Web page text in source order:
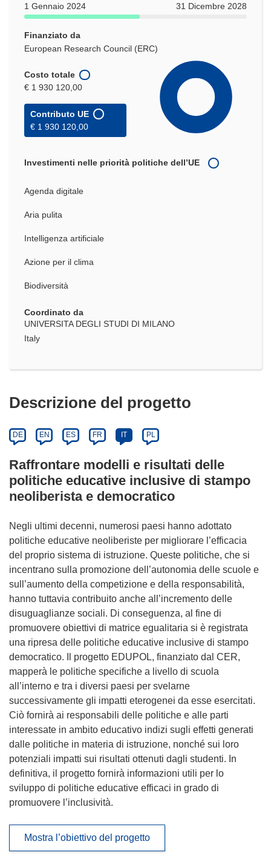
1 Gennaio 2024
31 Dicembre 2028
Finanziato da
European Research Council (ERC)
Costo totale
€ 1 930 120,00
Contributo UE
€ 1 930 120,00
Investimenti nelle priorità politiche dell’UE
Agenda digitale
Aria pulita
Intelligenza artificiale
Azione per il clima
Biodiversità
Coordinato da
UNIVERSITA DEGLI STUDI DI MILANO
Italy
Descrizione del progetto
DE EN ES FR IT PL
Raffrontare modelli e risultati delle
politiche educative inclusive di stampo
neoliberista e democratico
Negli ultimi decenni, numerosi paesi hanno adottato
politiche educative neoliberiste per migliorare l’efficacia
del proprio sistema di istruzione. Queste politiche, che si
incentrano sulla promozione dell’autonomia delle scuole e
sull’aumento della competizione e della responsabilità,
hanno tuttavia contribuito anche all’incremento delle
disuguaglianze sociali. Di conseguenza, al fine di
promuovere obiettivi di matrice egualitaria si è registrata
una ripresa delle politiche educative inclusive di stampo
democratico. Il progetto EDUPOL, finanziato dal CER,
mapperà le politiche specifiche a livello di scuola
all’interno e tra i diversi paesi per svelarne
successivamente gli impatti eterogenei da esse esercitati.
Ciò fornirà ai responsabili delle politiche e alle parti
interessate in ambito educativo indizi sugli effetti generati
dalle politiche in materia di istruzione, nonché sui loro
potenziali impatti sui risultati ottenuti dagli studenti. In
definitiva, il progetto fornirà informazioni utili per lo
sviluppo di politiche educative efficaci in grado di
promuovere l’inclusività.
Mostra l’obiettivo del progetto